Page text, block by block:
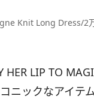
Knit Long Dress/
HER LIP TO
ニックなアイテ